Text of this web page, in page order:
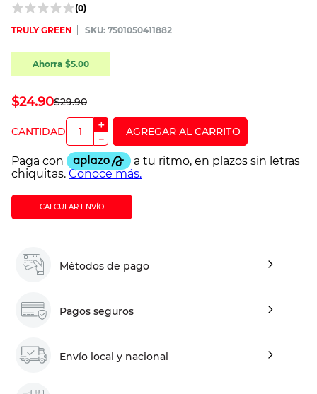
(0)
TRULY GREEN :7501050411882
Ahorra $5.00
$29.90
$24.90
＋
－
CALCULAR ENVÍO
Métodos de pago
Pagos seguros
Envío local y nacional